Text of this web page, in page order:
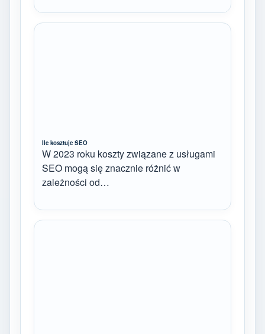
Ile kosztuje SEO
W 2023 roku koszty związane z usługami
SEO mogą się znacznie różnić w
zależności od…